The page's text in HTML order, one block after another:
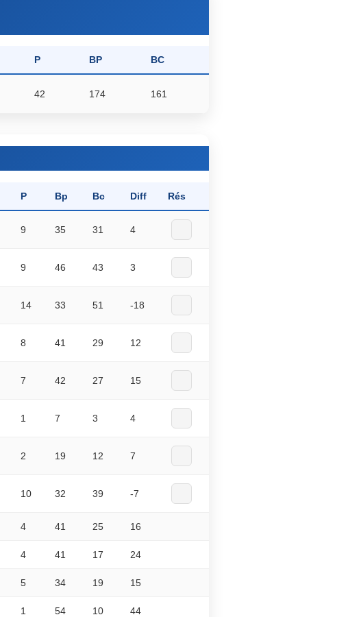
P BP BC
42 174 161
P Bp Bc Diff Rés
9 35 31 4
9 46 43 3
14 33 51 -18
8 41 29 12
7 42 27 15
1 7 3 4
2 19 12 7
10 32 39 -7
4 41 25 16
4 41 17 24
5 34 19 15
1 54 10 44